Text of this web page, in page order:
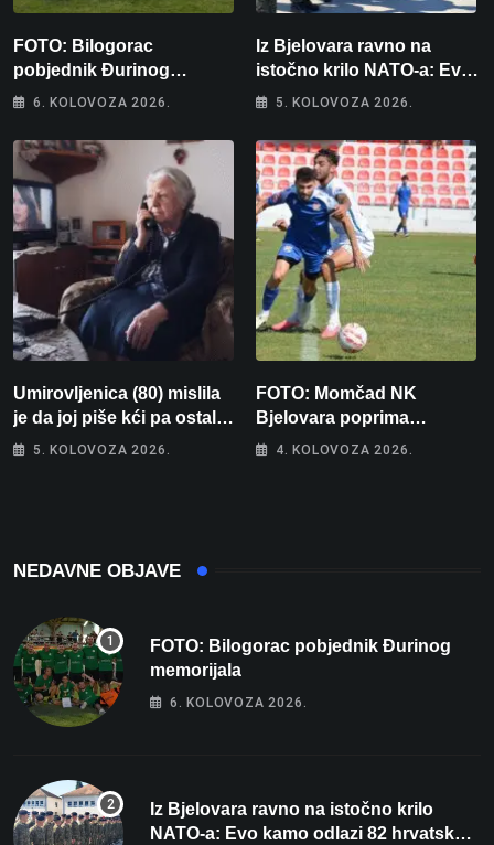
FOTO: Bilogorac
pobjednik Đurinog
memorijala
6. KOLOVOZA 2026.
Iz Bjelovara ravno na
istočno krilo NATO-a: Evo
kamo odlazi 82 hrvatska
5. KOLOVOZA 2026.
Umirovljenica (80) mislila
je da joj piše kći pa ostala
bez 1000 eura
5. KOLOVOZA 2026.
FOTO: Momčad NK
Bjelovara poprima
jesenski izgled
4. KOLOVOZA 2026.
NEDAVNE OBJAVE
FOTO: Bilogorac pobjednik Đurinog
memorijala
6. KOLOVOZA 2026.
Iz Bjelovara ravno na istočno krilo
NATO-a: Evo kamo odlazi 82 hrvatska